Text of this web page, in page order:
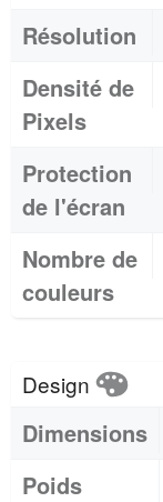
Résolution
Densité de
Pixels
Protection
de l'écran
Nombre de
couleurs
Design
Dimensions
Poids